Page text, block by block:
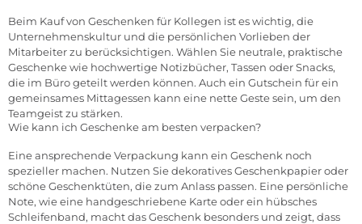
Beim Kauf von Geschenken für Kollegen ist es wichtig, die
Unternehmenskultur und die persönlichen Vorlieben der
Mitarbeiter zu berücksichtigen. Wählen Sie neutrale, praktische
Geschenke wie hochwertige Notizbücher, Tassen oder Snacks,
die im Büro geteilt werden können. Auch ein Gutschein für ein
gemeinsames Mittagessen kann eine nette Geste sein, um den
Teamgeist zu stärken.
Wie kann ich Geschenke am besten verpacken?
Eine ansprechende Verpackung kann ein Geschenk noch
spezieller machen. Nutzen Sie dekoratives Geschenkpapier oder
schöne Geschenktüten, die zum Anlass passen. Eine persönliche
Note, wie eine handgeschriebene Karte oder ein hübsches
Schleifenband, macht das Geschenk besonders und zeigt, dass